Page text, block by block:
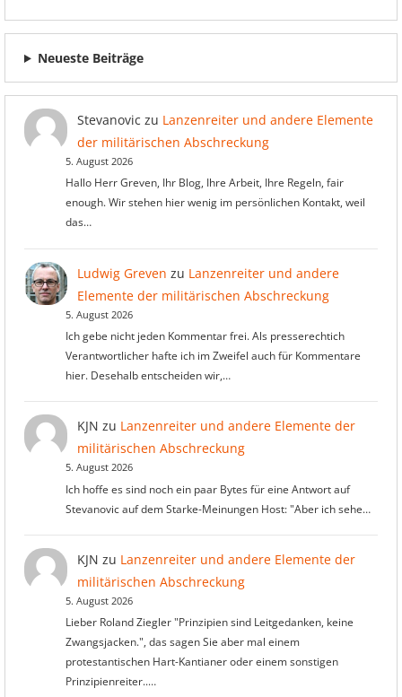
Neueste Beiträge
Stevanovic zu Lanzenreiter und andere Elemente
der militärischen Abschreckung
5. August 2026
Hallo Herr Greven, Ihr Blog, Ihre Arbeit, Ihre Regeln, fair
enough. Wir stehen hier wenig im persönlichen Kontakt, weil
das…
Ludwig Greven zu Lanzenreiter und andere
Elemente der militärischen Abschreckung
5. August 2026
Ich gebe nicht jeden Kommentar frei. Als presserechtich
Verantwortlicher hafte ich im Zweifel auch für Kommentare
hier. Desehalb entscheiden wir,…
KJN zu Lanzenreiter und andere Elemente der
militärischen Abschreckung
5. August 2026
Ich hoffe es sind noch ein paar Bytes für eine Antwort auf
Stevanovic auf dem Starke-Meinungen Host: "Aber ich sehe…
KJN zu Lanzenreiter und andere Elemente der
militärischen Abschreckung
5. August 2026
Lieber Roland Ziegler "Prinzipien sind Leitgedanken, keine
Zwangsjacken.", das sagen Sie aber mal einem
protestantischen Hart-Kantianer oder einem sonstigen
Prinzipienreiter..…